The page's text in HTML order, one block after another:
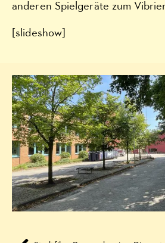
anderen Spielgeräte zum
[slideshow]